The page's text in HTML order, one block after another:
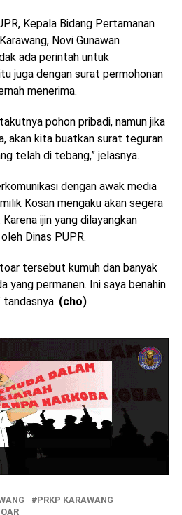
Kepala Bidang Pertamanan
Novi Gunawan
ada perintah untuk
juga dengan surat permohonan
menerima.
pohon pribadi, namun jika
akan kita buatkan surat teguran
telah di tebang,” jelasnya.
dengan awak media
Kosan mengaku akan segera
ijin yang dilayangkan
Dinas PUPR.
tersebut kumuh dan banyak
yang permanen. Ini saya benahin
tandasnya. (cho)
PRKP KARAWANG